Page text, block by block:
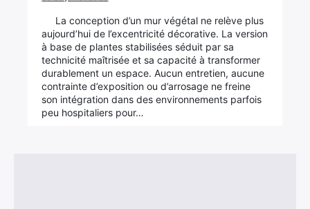
La conception d’un mur végétal ne relève plus
aujourd’hui de l’excentricité décorative. La version
à base de plantes stabilisées séduit par sa
technicité maîtrisée et sa capacité à transformer
durablement un espace. Aucun entretien, aucune
contrainte d’exposition ou d’arrosage ne freine
son intégration dans des environnements parfois
peu hospitaliers pour…